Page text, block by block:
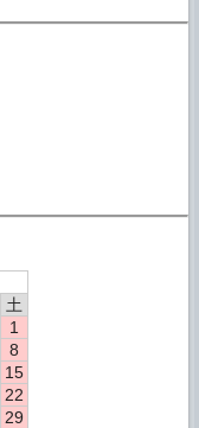
土
1
8
15
22
29